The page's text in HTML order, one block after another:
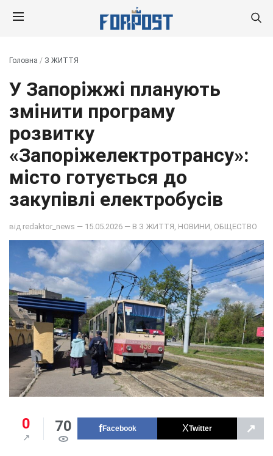
Головна / З ЖИТТЯ
У Запоріжжі планують
змінити програму
розвитку
«Запоріжелектротрансу»:
місто готується до
закупівлі електробусів
від redaktor_news — 15.05.2026 — В З ЖИТТЯ НОВИНИ ОБЩЕСТВО
0 70 Facebook Twitter ↗